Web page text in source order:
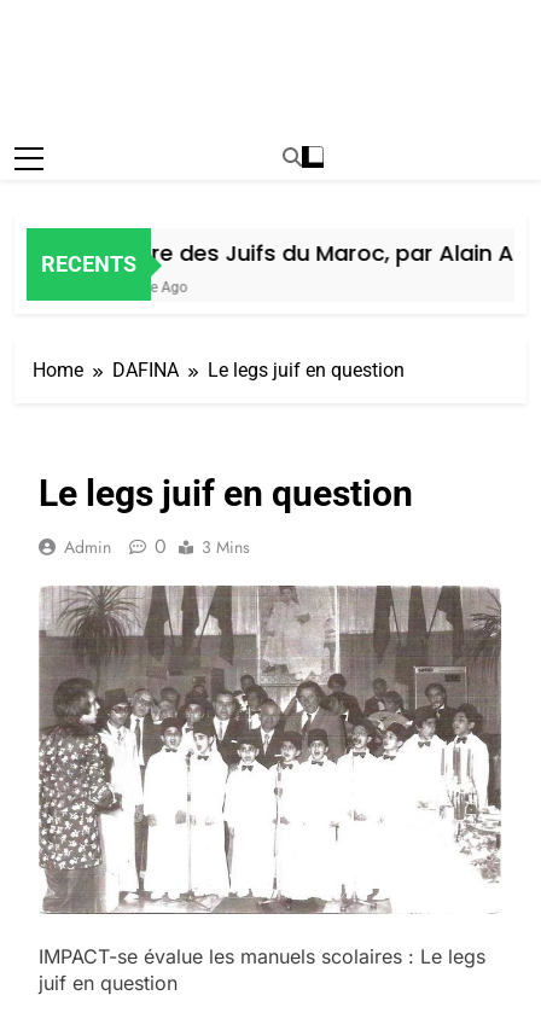
RECENTS
Histoire des Juifs du Maroc, par Alain Amiel
1 Semaine Ago
Home DAFINA Le legs juif en question
Le legs juif en question
Admin 0 3 Mins
IMPACT-se évalue les manuels scolaires : Le legs
juif en question